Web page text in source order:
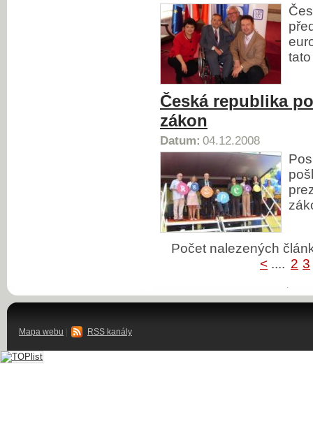
Česká republika
zákon
Datum: 04.12.2008
Počet nalezených
< .... 2 3
Mapa webu RSS kanály